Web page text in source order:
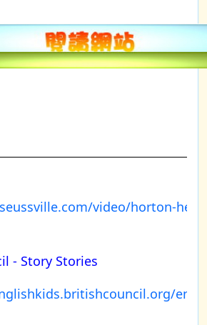
video/horton-
- Story Stories
en/